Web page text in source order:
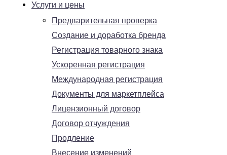
Услуги и цены
Предварительная проверка
Создание и доработка бренда
Регистрация товарного знака
Ускоренная регистрация
Международная регистрация
Документы для маркетплейса
Лицензионный договор
Договор отчуждения
Продление
Внесение изменений